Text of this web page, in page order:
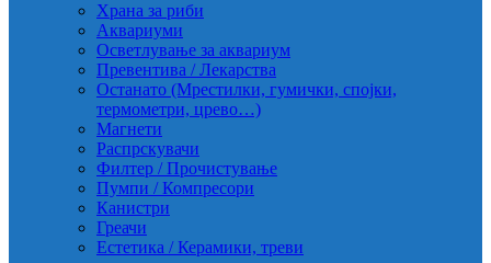
Храна за риби
Аквариуми
Осветлување за аквариум
Превентива / Лекарства
Останато (Мрестилки, гумички, спојки,
термометри, црево…)
Магнети
Распрскувачи
Филтер / Прочистување
Пумпи / Компресори
Канистри
Греачи
Естетика / Керамики, треви